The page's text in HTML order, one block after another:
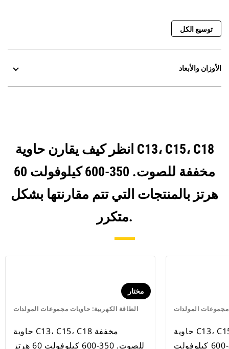
توسيع الكل
الأوزان والأبعاد
انظر كيف يقارن حاوية C13، C15، C18
مخففة للصوت. 350-600 كيلوفولت 60
هرتز بالمنتجات التي تتم مقارنتها بشكل
متكرر.
الطاقة الكهربية: حاويات مجموعات المولدات
مختار
حاوية C13، C15، C18 مخففة
للصوت. 350-600 كيلوفولت 60 هرتز
مجموعات المولدات
حاوية C13، C15، C18 واقية من
العوامل الجوية. 350-600 كيلوفولت